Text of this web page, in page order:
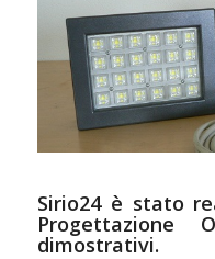
Sirio24 è stato
dimostrativi.